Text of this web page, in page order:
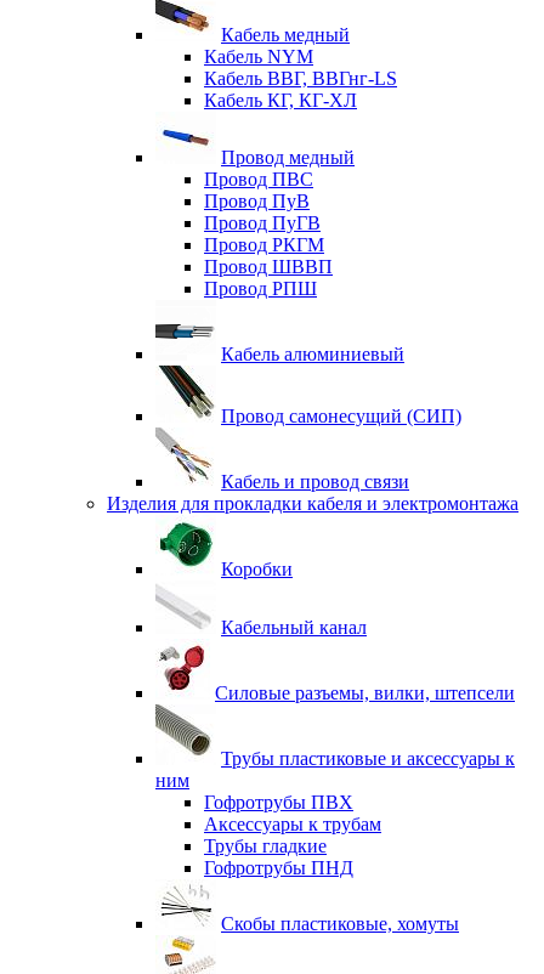
Кабель медный
Кабель NYM
Кабель ВВГ, ВВГнг-LS
Кабель КГ, КГ-ХЛ
Провод медный
Провод ПВС
Провод ПуВ
Провод ПуГВ
Провод РКГМ
Провод ШВВП
Провод РПШ
Кабель алюминиевый
Провод самонесущий (СИП)
Кабель и провод связи
Изделия для прокладки кабеля и электромонтажа
Коробки
Кабельный канал
Силовые разъемы, вилки, штепсели
Трубы пластиковые и аксессуары к
ним
Гофротрубы ПВХ
Аксессуары к трубам
Трубы гладкие
Гофротрубы ПНД
Скобы пластиковые, хомуты